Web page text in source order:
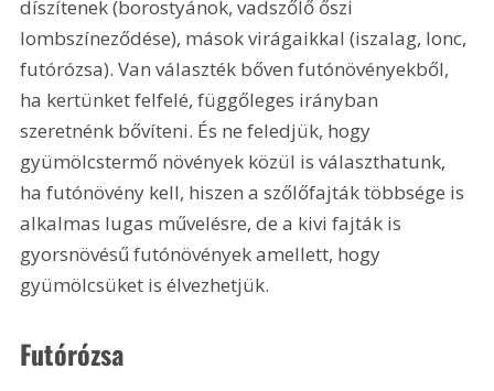
díszítenek (borostyánok, vadszőlő őszi
lombszíneződése), mások virágaikkal (iszalag, lonc,
futórózsa). Van választék bőven futónövényekből,
ha kertünket felfelé, függőleges irányban
szeretnénk bővíteni. És ne feledjük, hogy
gyümölcstermő növények közül is választhatunk,
ha futónövény kell, hiszen a szőlőfajták többsége is
alkalmas lugas művelésre, de a kivi fajták is
gyorsnövésű futónövények amellett, hogy
gyümölcsüket is élvezhetjük.
Futórózsa